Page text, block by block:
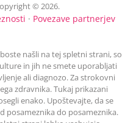
© 2026.
· Povezave partnerjev
našli na tej spletni strani, so
in jih ne smete uporabljati
ali diagnozo. Za strokovni
zdravnika. Tukaj prikazani
enako. Upoštevajte, da se
posameznika do posameznika.